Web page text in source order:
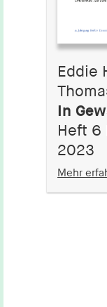
Eddie
In
Heft 6
2023
Mehr